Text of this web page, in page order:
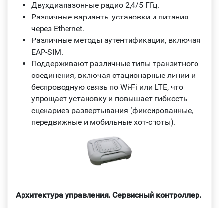
Двухдиапазонные радио 2,4/5 ГГц.
Различные варианты установки и питания
через Ethernet.
Различные методы аутентификации, включая
EAP-SIM.
Поддерживают различные типы транзитного
соединения, включая стационарные линии и
беспроводную связь по Wi‑Fi или LTE, что
упрощает установку и повышает гибкость
сценариев развертывания (фиксированные,
передвижные и мобильные хот-споты).
Архитектура управления. Сервисный контроллер.